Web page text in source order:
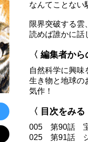
なんてことない
限界突破する
読めば誰かに話
〈 編集者か
自然科学に興味
生き物と地球の
気作！
〈 目次をみる
005 第90話 宝
025 第91話 シ